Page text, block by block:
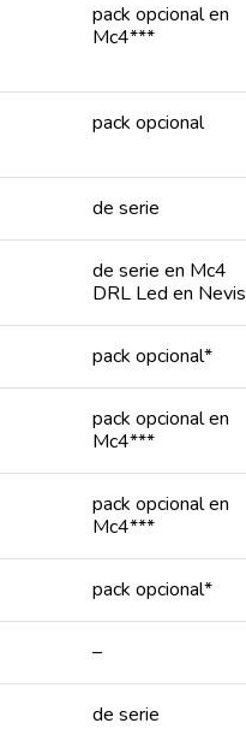
pack opcional en
Mc4***
pack opcional
de serie
de serie en Mc4
DRL Led en Nevis
pack opcional*
pack opcional en
Mc4***
pack opcional en
Mc4***
pack opcional*
–
de serie